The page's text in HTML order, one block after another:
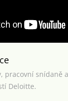
pracovní snídaně
Deloitte.